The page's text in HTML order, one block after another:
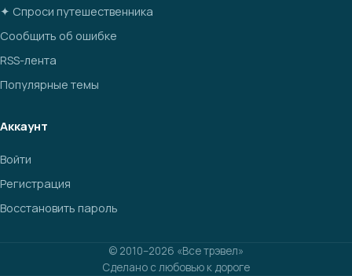
✦ Спроси путешественника
Сообщить об ошибке
RSS-лента
Популярные темы
Аккаунт
Войти
Регистрация
Восстановить пароль
© 2010–2026 «Все трэвел»
Сделано с любовью к дороге